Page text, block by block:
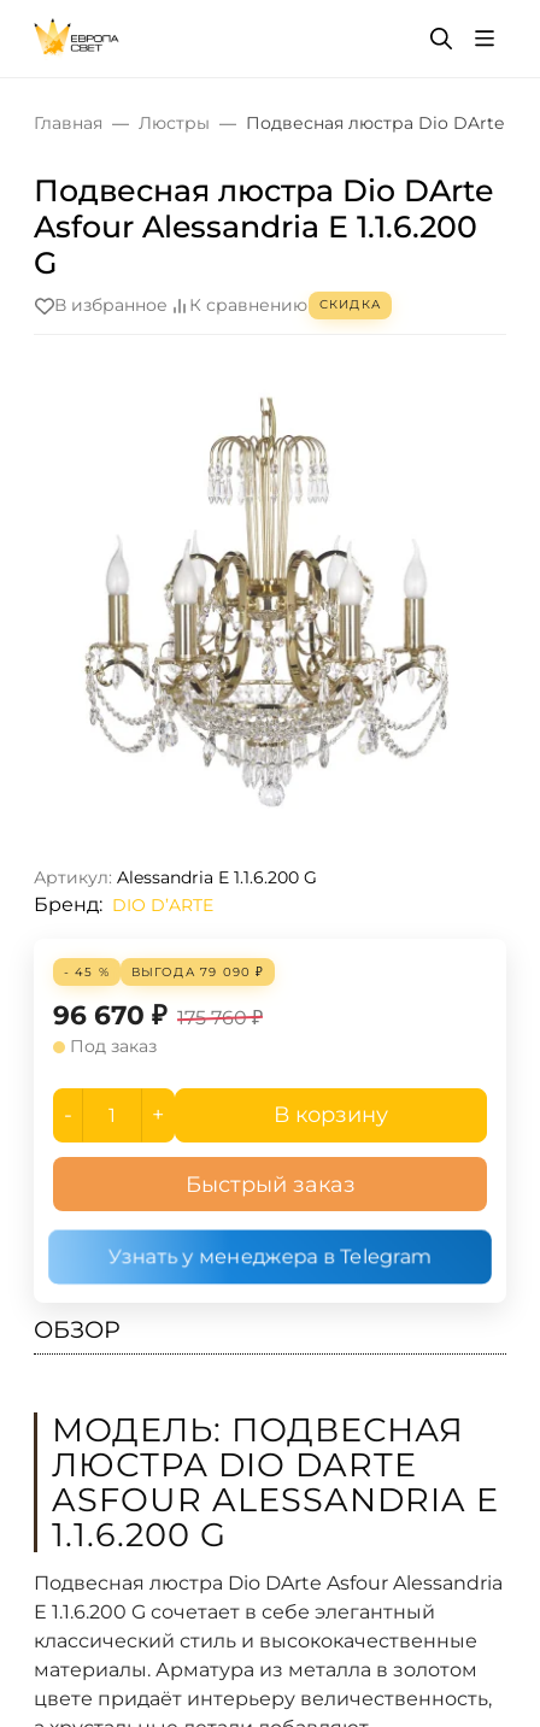
Главная Люстры Подвесная люстра Dio DArte
Подвесная люстра Dio DArte
Asfour Alessandria E 1.1.6.200
G
В избранное К сравнению СКИДКА
Артикул: Alessandria E 1.1.6.200 G
Бренд: DIO D’ARTE
- 45 % ВЫГОДА 79 090 ₽
96 670 ₽ 175 760 ₽
Под заказ
- + В корзину
Быстрый заказ
Узнать у менеджера в Telegram
ОБЗОР
МОДЕЛЬ: ПОДВЕСНАЯ
ЛЮСТРА DIO DARTE
ASFOUR ALESSANDRIA E
1.1.6.200 G
Подвесная люстра Dio DArte Asfour Alessandria
E 1.1.6.200 G сочетает в себе элегантный
классический стиль и высококачественные
материалы. Арматура из металла в золотом
цвете придаёт интерьеру величественность,